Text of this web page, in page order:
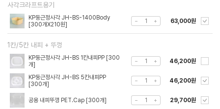
사각크라프트용기
KP둥근정사각 JH-BS-1400Body
[300개X210원]
63,000원
1칸/5칸 내피 + 뚜껑
KP둥근정사각 JH-BS 1칸내피PP [300
개]
46,200원
KP둥근정사각 JH-BS 5칸내피PP
[300개]
46,200원
공용 내피뚜껑 PET.Cap [300개] 29,700원